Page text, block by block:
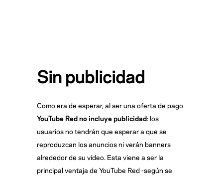
Sin publicidad
Como era de esperar, al ser una oferta de pago
YouTube Red no incluye publicidad: los
usuarios no tendrán que esperar a que se
reproduzcan los anuncios ni verán banners
alrededor de su vídeo. Esta viene a ser la
principal ventaja de YouTube Red -según se